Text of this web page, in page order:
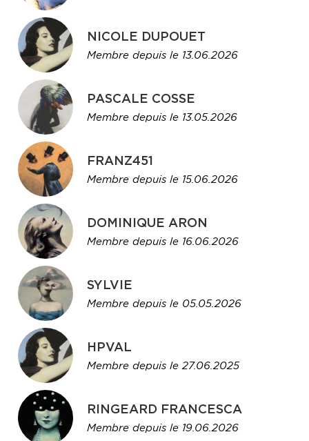
NICOLE DUPOUET
Membre depuis le 13.06.2026
PASCALE COSSE
Membre depuis le 13.05.2026
FRANZ451
Membre depuis le 15.06.2026
DOMINIQUE ARON
Membre depuis le 16.06.2026
SYLVIE
Membre depuis le 05.05.2026
HPVAL
Membre depuis le 27.06.2025
RINGEARD FRANCESCA
Membre depuis le 19.06.2026